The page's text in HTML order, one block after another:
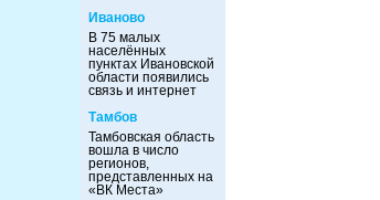
Иваново
В 75 малых
населённых
пунктах Ивановской
области появились
связь и интернет
Тамбов
Тамбовская область
вошла в число
регионов,
представленных на
«ВК Места»